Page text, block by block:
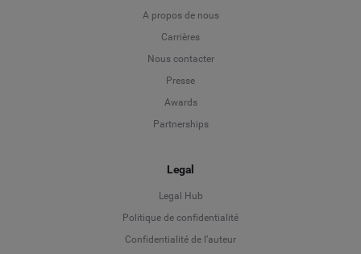
A propos de nous
Carrières
Nous contacter
Presse
Awards
Partnerships
Legal
Legal Hub
Politique de confidentialité
Confidentialité de l’auteur